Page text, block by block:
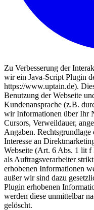
Zu Verbesserung der
wir ein Java-Script Plugin
https://www.uptain.de).
Benutzung der Webseite
Kundenansprache (z.B.
wir Informationen über Ihr
Cursors, Verweildauer,
Angaben. Rechtsgrundlage
Interesse an
Webseite (Art. 6 Abs. 1 lit
als Auftragsverarbeiter
erhobenen Informationen
außer wir sind dazu
Plugin erhobenen
werden diese unmittelbar
gelöscht.